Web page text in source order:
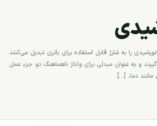
را به شارژ قابل استفاده برای باتری تبدیل می‌کنند.
و به عنوان مبدلی برای ولتاژ ناهماهنگ دو جزء عمل